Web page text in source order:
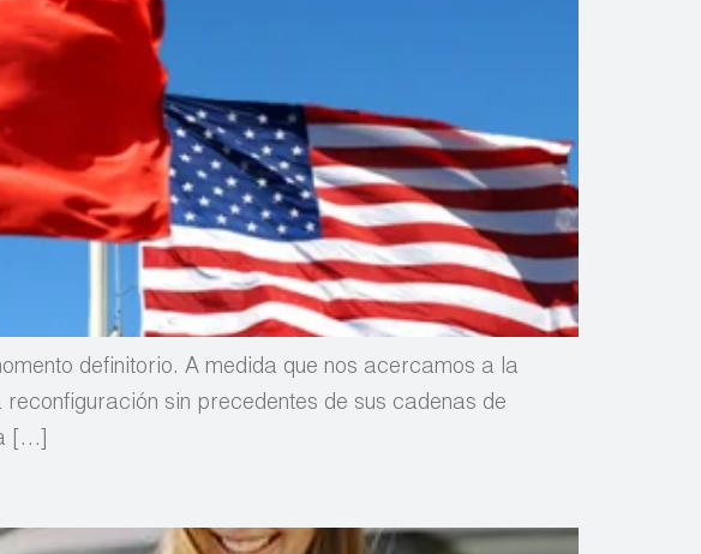
definitorio. A medida que nos acercamos a la
sin precedentes de sus cadenas de
[…]